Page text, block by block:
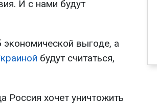
И с нами будут
выгоде, а
будут считаться,
Россия хочет уничтожить